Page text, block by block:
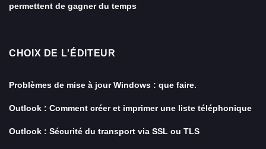
permettent de gagner du temps
CHOIX DE L'ÉDITEUR
Problèmes de mise à jour Windows : que faire.
Outlook : Comment créer et imprimer une liste téléphonique
Outlook : Sécurité du transport via SSL ou TLS